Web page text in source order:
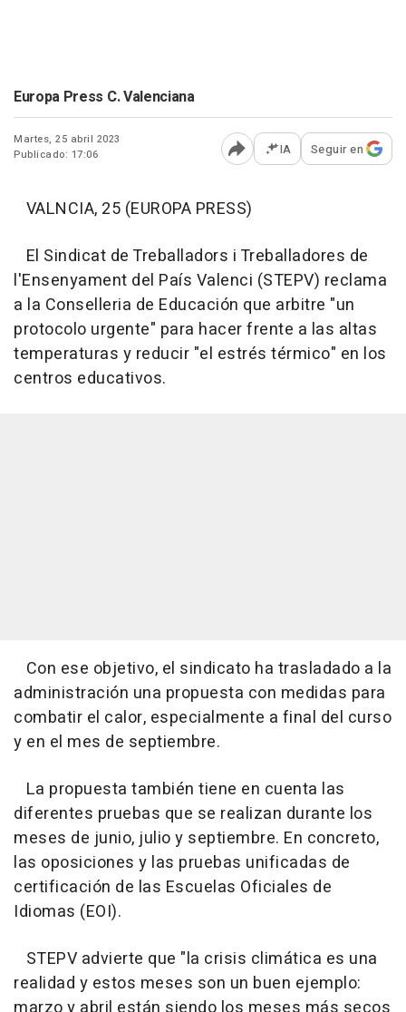
Europa Press C. Valenciana
Martes, 25 abril 2023
Publicado: 17:06
Abrir opciones para
IA Seguir en
VALNCIA, 25 (EUROPA PRESS)
El Sindicat de Treballadors i Treballadores de
l'Ensenyament del País Valenci (STEPV) reclama
a la Conselleria de Educación que arbitre "un
protocolo urgente" para hacer frente a las altas
temperaturas y reducir "el estrés térmico" en los
centros educativos.
Con ese objetivo, el sindicato ha trasladado a la
administración una propuesta con medidas para
combatir el calor, especialmente a final del curso
y en el mes de septiembre.
La propuesta también tiene en cuenta las
diferentes pruebas que se realizan durante los
meses de junio, julio y septiembre. En concreto,
las oposiciones y las pruebas unificadas de
certificación de las Escuelas Oficiales de
Idiomas (EOI).
STEPV advierte que "la crisis climática es una
realidad y estos meses son un buen ejemplo: